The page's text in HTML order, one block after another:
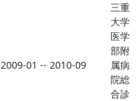
2009-01 -- 2010-09
三重
大学
医学
部附
属病
院総
合診